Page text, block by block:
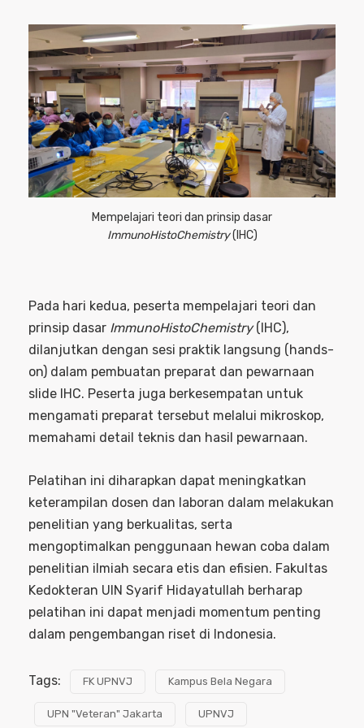
Mempelajari teori dan prinsip dasar
ImmunoHistoChemistry(IHC)
Pada hari kedua, peserta mempelajari teori dan
prinsip dasar ImmunoHistoChemistry(IHC),
dilanjutkan dengan sesi praktik langsung (hands-
on) dalam pembuatan preparat dan pewarnaan
slide IHC. Peserta juga berkesempatan untuk
mengamati preparat tersebut melalui mikroskop,
memahami detail teknis dan hasil pewarnaan.
Pelatihan ini diharapkan dapat meningkatkan
keterampilan dosen dan laboran dalam melakukan
penelitian yang berkualitas, serta
mengoptimalkan penggunaan hewan coba dalam
penelitian ilmiah secara etis dan efisien. Fakultas
Kedokteran UIN Syarif Hidayatullah berharap
pelatihan ini dapat menjadi momentum penting
dalam pengembangan riset di Indonesia.
Tags: FK UPNVJ Kampus Bela Negara
UPN "Veteran" Jakarta UPNVJ